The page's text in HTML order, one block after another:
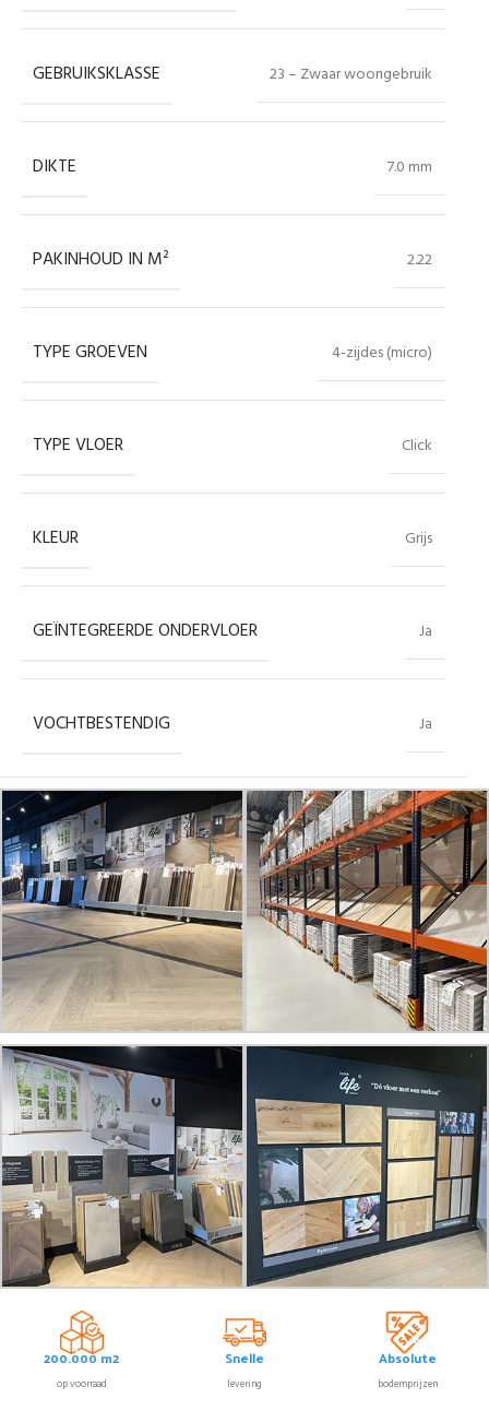
GEBRUIKSKLASSE 23 – Zwaar woongebruik
DIKTE 7.0 mm
PAKINHOUD IN M² 2.22
TYPE GROEVEN 4-zijdes (micro)
TYPE VLOER Click
KLEUR Grijs
GEÏNTEGREERDE ONDERVLOER Ja
VOCHTBESTENDIG Ja
200.000 m2
op voorraad
Snelle
levering
Absolute
bodemprijzen